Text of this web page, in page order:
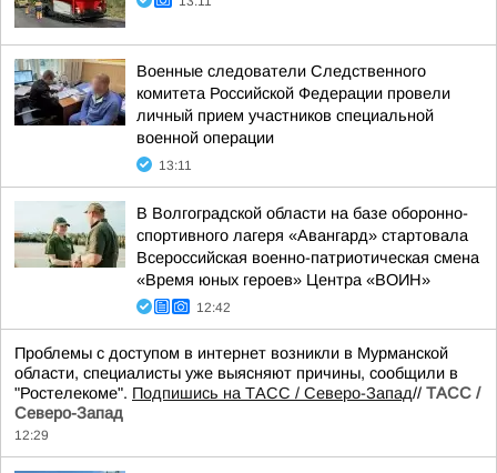
Военные следователи Следственного
комитета Российской Федерации провели
личный прием участников специальной
военной операции
13:11
В Волгоградской области на базе оборонно-
спортивного лагеря «Авангард» стартовала
Всероссийская военно-патриотическая смена
«Время юных героев» Центра «ВОИН»
12:42
Проблемы с доступом в интернет возникли в Мурманской
области, специалисты уже выясняют причины, сообщили в
"Ростелекоме". Подпишись на ТАСС / Северо-Запад// ТАСС /
Северо-Запад
12:29